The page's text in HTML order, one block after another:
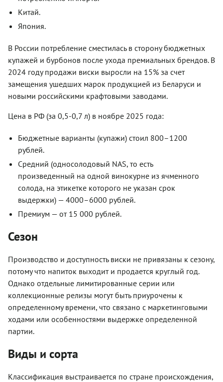
Китай.
Япония.
В России потребление сместилась в сторону бюджетных
купажей и бурбонов после ухода премиальных брендов. В
2024 году продажи виски выросли на 15% за счет
замещения ушедших марок продукцией из Беларуси и
новыми российскими крафтовыми заводами.
Цена в РФ (за 0,5-0,7 л) в ноябре 2025 года:
Бюджетные варианты (купажи) стоил 800–1200
рублей.
Средний (односолодовый NAS, то есть
произведенный на одной винокурне из ячменного
солода, на этикетке которого не указан срок
выдержки) — 4000–6000 рублей.
Премиум — от15 000 рублей.
Сезон
Производство и доступность виски не привязаны к сезону,
потому что напиток выходит и продается круглый год.
Однако отдельные лимитированные серии или
коллекционные релизы могут быть приурочены к
определенному времени, что связано с маркетинговыми
ходами или особенностями выдержке определенной
партии.
Виды и сорта
Классификация выстраивается по стране происхождения,